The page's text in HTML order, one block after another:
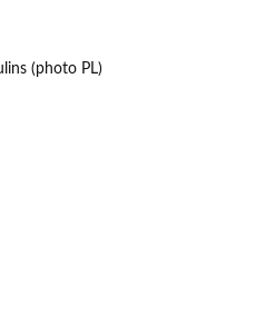
(photo PL)